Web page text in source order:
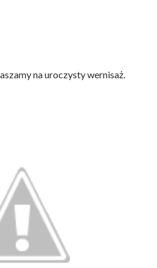
na uroczysty wernisaż.